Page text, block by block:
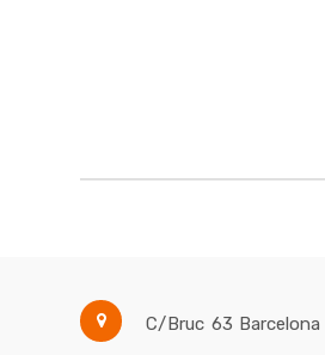
C/Bruc 63 Barcelona